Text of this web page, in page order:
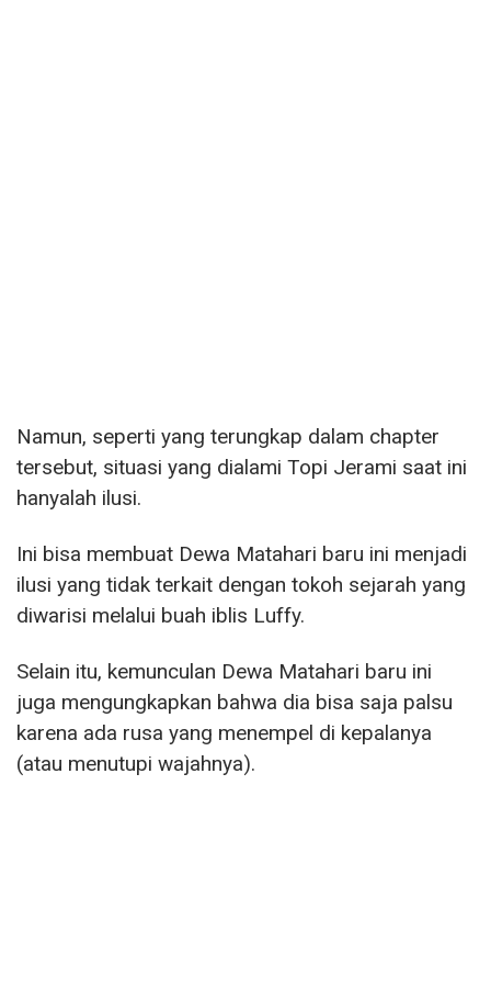
Namun, seperti yang terungkap dalam chapter
tersebut, situasi yang dialami Topi Jerami saat ini
hanyalah ilusi.
Ini bisa membuat Dewa Matahari baru ini menjadi
ilusi yang tidak terkait dengan tokoh sejarah yang
diwarisi melalui buah iblis Luffy.
Selain itu, kemunculan Dewa Matahari baru ini
juga mengungkapkan bahwa dia bisa saja palsu
karena ada rusa yang menempel di kepalanya
(atau menutupi wajahnya).